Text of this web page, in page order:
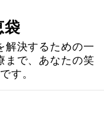
袋
解決するための一
まで、あなたの笑
す。